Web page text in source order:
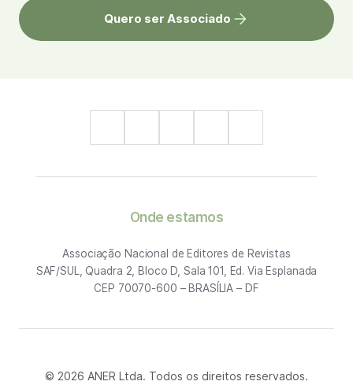
Quero ser Associado
Onde estamos
Associação Nacional de Editores de Revistas
SAF/SUL, Quadra 2, Bloco D, Sala 101, Ed. Via Esplanada
CEP 70070-600 – BRASÍLIA – DF
© 2026 ANER Ltda. Todos os direitos reservados.